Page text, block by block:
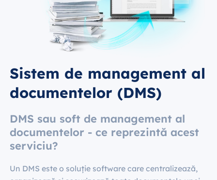
Sistem de management al
documentelor (DMS)
DMS sau soft de management al
documentelor - ce reprezintă acest
serviciu?
Un DMS este o soluție software care centralizează,